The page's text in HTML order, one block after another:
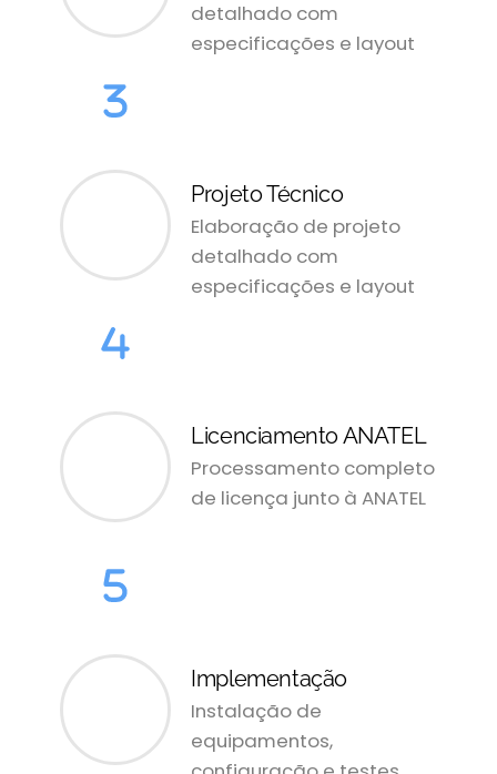
detalhado com
especificações e layout
Projeto Técnico
Elaboração de projeto
detalhado com
especificações e layout
Licenciamento ANATEL
Processamento completo
de licença junto à ANATEL
Implementação
Instalação de
equipamentos,